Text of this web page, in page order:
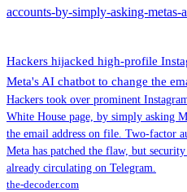
accounts-by-simply-asking-metas-
Hackers hijacked high-profile
Meta's AI chatbot to change the
Hackers took over prominent
White House page, by simply asking
the email address on file. Two-factor
Meta has patched the flaw, but
already circulating on Telegram.
the-decoder.com